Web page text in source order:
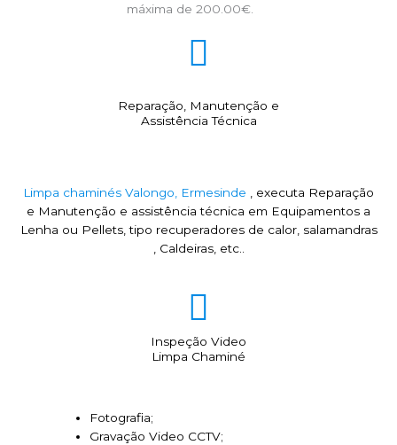
máxima de 200.00€.
Reparação, Manutenção e
Assistência Técnica
Limpa chaminés Valongo, Ermesinde , executa Reparação
e Manutenção e assistência técnica em Equipamentos a
Lenha ou Pellets, tipo recuperadores de calor, salamandras
, Caldeiras, etc..
Inspeção Video
Limpa Chaminé
Fotografia;
Gravação Video CCTV;